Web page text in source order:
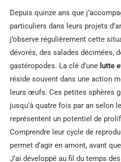
Depuis quinze ans que
particuliers dans leurs projets
j’observe régulièrement cette
dévorés, des salades décimées,
gastéropodes. La clé d’une lutte
réside souvent dans une action
leurs œufs. Ces petites sphères
jusqu’à quatre fois par an selon
représentent un potentiel de
Comprendre leur cycle de
permet d’agir en amont, avant
J’ai développé au fil du temps des